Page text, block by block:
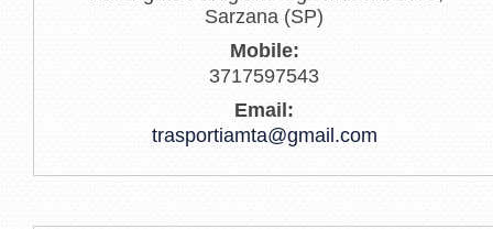
Sarzana (SP)
Mobile:
3717597543
Email:
trasportiamta@gmail.com